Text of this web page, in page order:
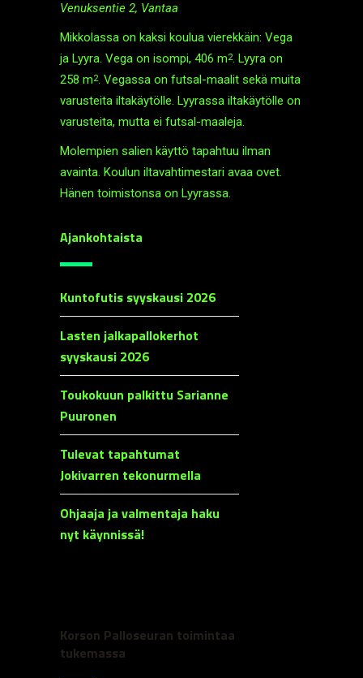
Venuksentie 2, Vantaa
Mikkolassa on kaksi koulua vierekkäin: Vega
ja Lyyra. Vega on isompi, 406 m2. Lyyra on
258 m2. Vegassa on futsal-maalit sekä muita
varusteita ilta­käytölle. Lyyrassa ilta­käytölle on
varusteita, mutta ei futsal-maaleja.
Molempien salien käyttö tapahtuu ilman
avainta. Koulun ilta­vahti­mestari avaa ovet.
Hänen toimistonsa on Lyyrassa.
Ajankohtaista
Kuntofutis syyskausi 2026
Lasten jalkapallokerhot
syyskausi 2026
Toukokuun palkittu Sarianne
Puuronen
Tulevat tapahtumat
Jokivarren tekonurmella
Ohjaaja ja valmentaja haku
nyt käynnissä!
Korson Palloseuran toimintaa
tukemassa